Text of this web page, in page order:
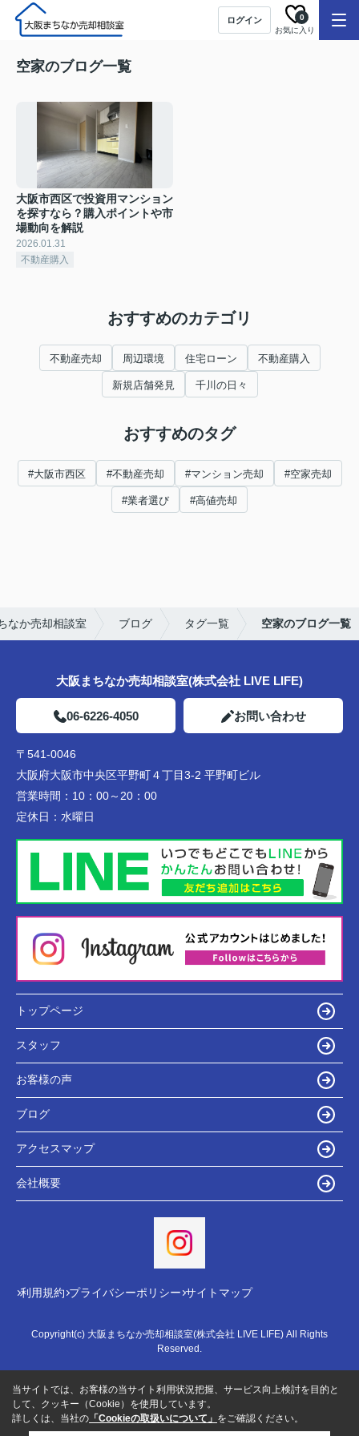
ログイン
お気に入り
0
空家のブログ一覧
大阪市西区で投資用マンション
を探すなら？購入ポイントや市
場動向を解説
2026.01.31
不動産購入
おすすめのカテゴリ
不動産売却 周辺環境 住宅ローン 不動産購入
新規店舗発見 千川の日々
おすすめのタグ
#大阪市西区 #不動産売却 #マンション売却 #空家売却
#業者選び #高値売却
なか売却相談室 ブログ タグ一覧 空家のブログ一覧
大阪まちなか売却相談室(株式会社 LIVE LIFE)
06-6226-4050 お問い合わせ
〒541-0046
大阪府大阪市中央区平野町４丁目3-2 平野町ビル
営業時間： 10：00～20：00
定休日： 水曜日
トップページ
スタッフ
お客様の声
ブログ
アクセスマップ
会社概要
利用規約 プライバシーポリシー サイトマップ
Copyright(c) 大阪まちなか売却相談室(株式会社 LIVE LIFE) All Rights
Reserved.
当サイトでは、お客様の当サイト利用状況把握、サービス向上検討を目的と
して、クッキー（Cookie）を使用しています。
詳しくは、当社の 「Cookieの取扱いについて」 をご確認ください。